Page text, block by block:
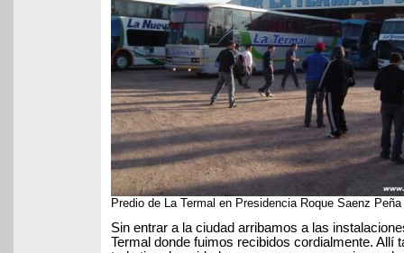
Predio de La Termal en Presidencia Roque Saenz Peña
Sin entrar a la ciudad arribamos a las
Termal donde fuimos recibidos cordialmente. Allí